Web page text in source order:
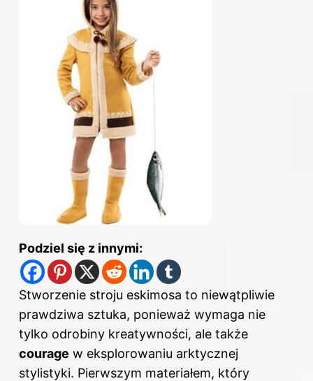
Podziel się z innymi:
Stworzenie stroju eskimosa to niewątpliwie
prawdziwa sztuka, ponieważ wymaga nie
tylko odrobiny kreatywności, ale także
courage w eksplorowaniu arktycznej
stylistyki. Pierwszym materiałem, który